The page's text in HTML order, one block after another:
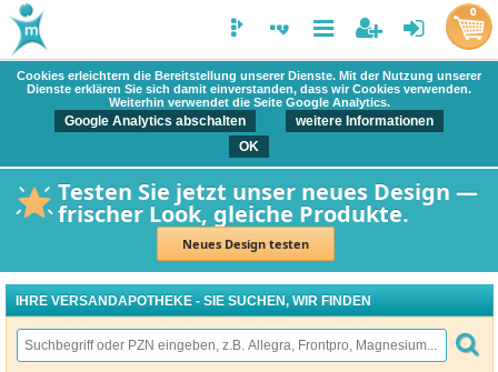
Cookies erleichtern die Bereitstellung unserer Dienste. Mit der Nutzung unserer
Dienste erklären Sie sich damit einverstanden, dass wir Cookies verwenden.
Weiterhin verwendet die Seite Google Analytics.
Google Analytics abschalten
weitere Informationen
OK
Testen Sie jetzt unser neues Design —
frischer Look, gleiche Produkte.
Neues Design testen
0
IHRE VERSANDAPOTHEKE - SIE SUCHEN, WIR FINDEN